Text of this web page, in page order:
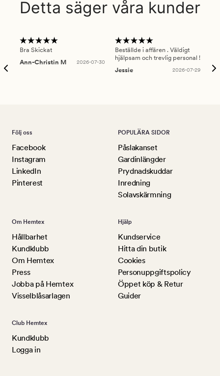
Detta säger våra kunder
Bra Skickat
Ann-Christin M
2026-07-30
Beställde i affären . Väldigt
hjälpsam och trevlig personal !
Jessie
2026-07-29
Följ oss
Facebook
Instagram
LinkedIn
Pinterest
POPULÄRA SIDOR
Påslakanset
Gardinlängder
Prydnadskuddar
Inredning
Solavskärmning
Om Hemtex
Hållbarhet
Kundklubb
Om Hemtex
Press
Jobba på Hemtex
Visselblåsarlagen
Hjälp
Kundservice
Hitta din butik
Cookies
Personuppgiftspolicy
Öppet köp & Retur
Guider
Club Hemtex
Kundklubb
Logga in